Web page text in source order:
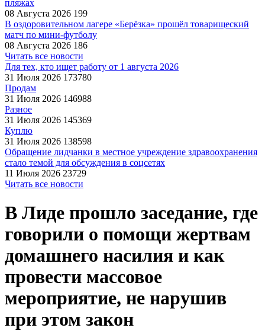
пляжах
08 Августа 2026 199
В оздоровительном лагере «Берёзка» прошёл товарищеский
матч по мини-футболу
08 Августа 2026 186
Читать все новости
Для тех, кто ищет работу от 1 августа 2026
31 Июля 2026 173780
Продам
31 Июля 2026 146988
Разное
31 Июля 2026 145369
Куплю
31 Июля 2026 138598
Обращение лидчанки в местное учреждение здравоохранения
стало темой для обсуждения в соцсетях
11 Июля 2026 23729
Читать все новости
В Лиде прошло заседание, где
говорили о помощи жертвам
домашнего насилия и как
провести массовое
мероприятие, не нарушив
при этом закон